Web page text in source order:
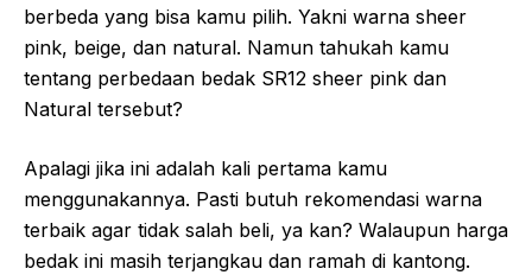
berbeda yang bisa kamu pilih. Yakni warna sheer
pink, beige, dan natural. Namun tahukah kamu
tentang perbedaan bedak SR12 sheer pink dan
Natural tersebut?
Apalagi jika ini adalah kali pertama kamu
menggunakannya. Pasti butuh rekomendasi warna
terbaik agar tidak salah beli, ya kan? Walaupun harga
bedak ini masih terjangkau dan ramah di kantong.